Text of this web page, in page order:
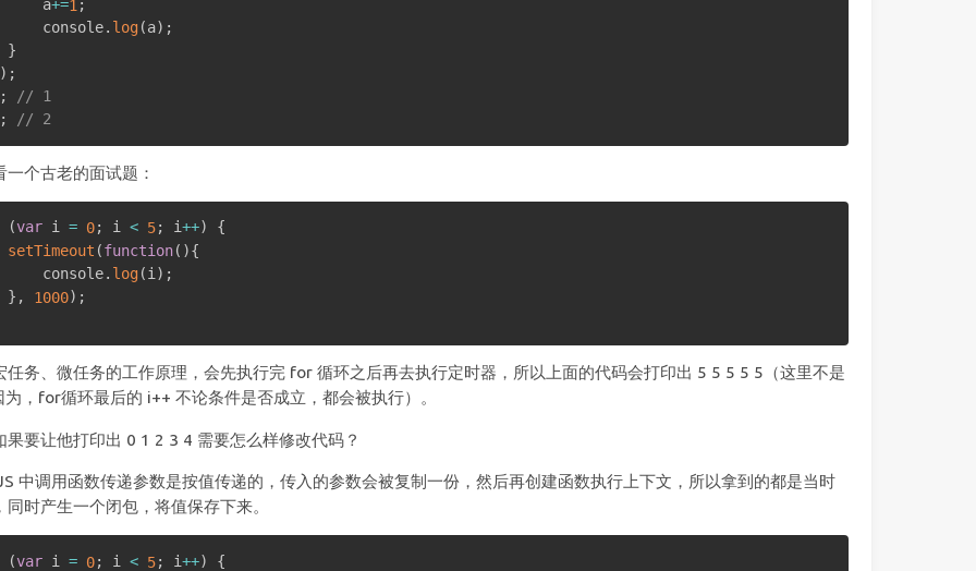
a
+=1 ;
console
. log(a) ;
}
) ;
;
// 1
; // 2
一个古老的面试题：
(var i = 0; i < 5; i++)
{
setTimeout (function( ){
console
. log(i ) ;
} , 1000) ;
任务、微任务的工作原理，会先执行完 for 循环之后再去执行定时器，所以上面的代码会打印出 5 5 5 5 5（这里不是
为，for循环最后的 i++ 不论条件是否成立，都会被执行）。
果要让他打印出 0 1 2 3 4 需要怎么样修改代码？
中调用函数传递参数是按值传递的，传入的参数会被复制一份，然后再创建函数执行上下文，所以拿到的都是当时
同时产生一个闭包，将值保存下来。
(var i = 0; i < 5; i++)
{